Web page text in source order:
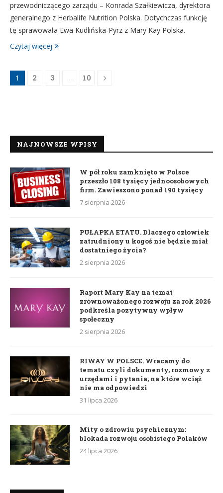
przewodniczącego zarządu – Konrada Szałkiewicza, dyrektora
generalnego z Herbalife Nutrition Polska. Dotychczas funkcję
tę sprawowała Ewa Kudlińska-Pyrz z Mary Kay Polska.
Czytaj więcej
1 2 3 … 10
NAJNOWSZE WPISY
W pół roku zamknięto w Polsce
przeszło 108 tysięcy jednoosobowych
firm. Zawieszono ponad 190 tysięcy
7 sierpnia 2026
PUŁAPKA ETATU. Dlaczego człowiek
zatrudniony u kogoś nie będzie miał
dostatniego życia?
2 sierpnia 2026
Raport Mary Kay na temat
zrównoważonego rozwoju za rok 2026
podkreśla pozytywny wpływ
społeczny
2 sierpnia 2026
RIWAY W POLSCE. Wracamy do
tematu czyli dokumenty, rozmowy z
urzędami i pytania, na które wciąż
nie ma odpowiedzi
31 lipca 2026
Mity o zdrowiu psychicznym:
blokada rozwoju osobistego Polaków
24 lipca 2026